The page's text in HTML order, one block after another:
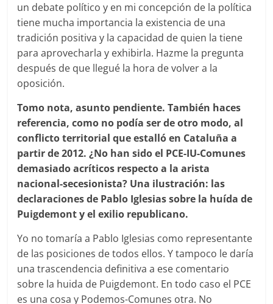
un debate político y en mi concepción de la política
tiene mucha importancia la existencia de una
tradición positiva y la capacidad de quien la tiene
para aprovecharla y exhibirla. Hazme la pregunta
después de que llegué la hora de volver a la
oposición.
Tomo nota, asunto pendiente. También haces
referencia, como no podía ser de otro modo, al
conflicto territorial que estalló en Cataluña a
partir de 2012. ¿No han sido el PCE-IU-Comunes
demasiado acríticos respecto a la arista
nacional-secesionista? Una ilustración: las
declaraciones de Pablo Iglesias sobre la huída de
Puigdemont y el exilio republicano.
Yo no tomaría a Pablo Iglesias como representante
de las posiciones de todos ellos. Y tampoco le daría
una trascendencia definitiva a ese comentario
sobre la huida de Puigdemont. En todo caso el PCE
es una cosa y Podemos-Comunes otra. No